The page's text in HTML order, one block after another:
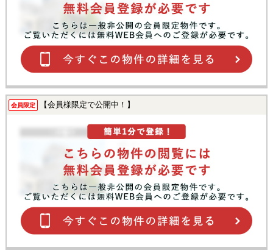
会員限定 【会員様限定で公開中！】